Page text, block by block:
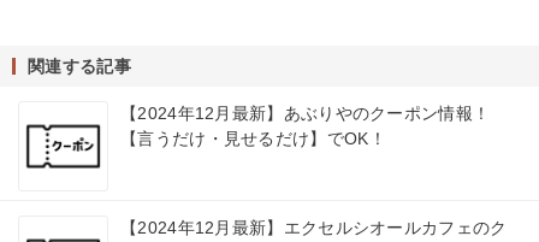
関連する記事
【2024年12月最新】あぶりやのクーポン情報！
【言うだけ・見せるだけ】でOK！
【2024年12月最新】エクセルシオールカフェのク